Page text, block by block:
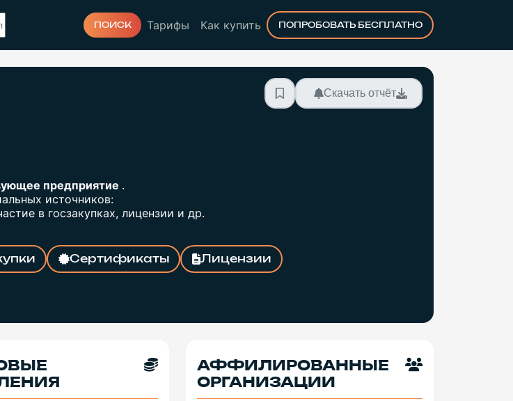
ПОИСК Тарифы Как купить ПОПРОБОВАТЬ БЕСПЛАТНО
Скачать отчёт
предприятие .
источников:
в госзакупках, лицензии и др.
Сертификаты Лицензии
АФФИЛИРОВАННЫЕ
ОРГАНИЗАЦИИ